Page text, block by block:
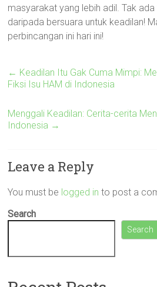
masyarakat yang lebih adil. Tak
daripada bersuara untuk keadilan!
perbincangan ini hari ini!
← Keadilan Itu Gak Cuma Mimpi:
Fiksi Isu HAM di Indonesia
Menggali Keadilan: Cerita-cerita
Indonesia →
Leave a Reply
You must be logged in to post a
Search
Search